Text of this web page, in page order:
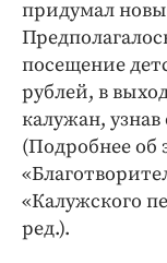
придумал
посещение
рублей, в
калужан,
(Подробнее об
«Калужского
ред.).